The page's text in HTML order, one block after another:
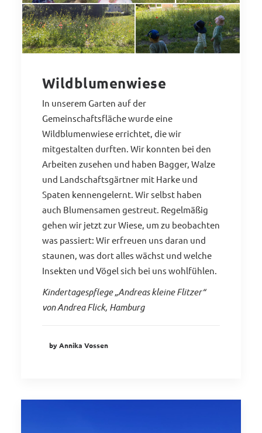
Wildblumenwiese
In unserem Garten auf der
Gemeinschaftsfläche wurde eine
Wildblumenwiese errichtet, die wir
mitgestalten durften. Wir konnten bei den
Arbeiten zusehen und haben Bagger, Walze
und Landschaftsgärtner mit Harke und
Spaten kennengelernt. Wir selbst haben
auch Blumensamen gestreut. Regelmäßig
gehen wir jetzt zur Wiese, um zu beobachten
was passiert: Wir erfreuen uns daran und
staunen, was dort alles wächst und welche
Insekten und Vögel sich bei uns wohlfühlen.
Kindertagespflege „Andreas kleine Flitzer“
von Andrea Flick, Hamburg
by Annika Vossen